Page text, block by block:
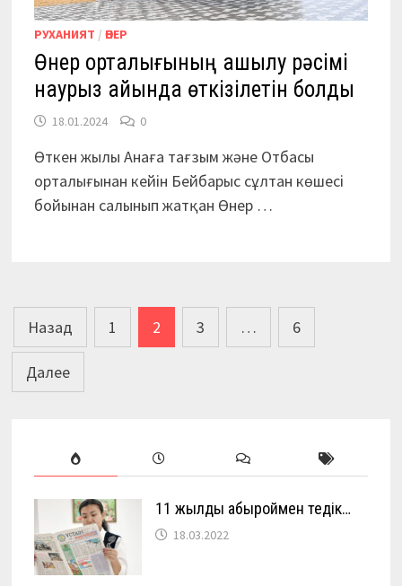
РУХАНИЯТ / ӨНЕР
Өнер орталығының ашылу рәсімі
наурыз айында өткізілетін болды
18.01.2024 0
Өткен жылы Анаға тағзым және Отбасы
орталығынан кейін Бейбарыс сұлтан көшесі
бойынан салынып жатқан Өнер …
Пагинация
записей
Назад 1 2 3 … 6
Далее
11 жылды абыроймен өтедік…
18.03.2022